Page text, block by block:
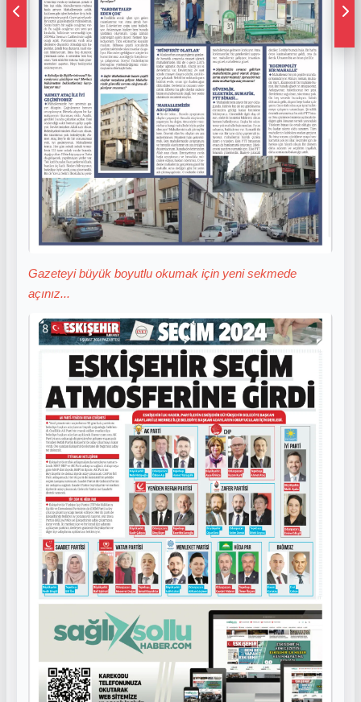
Gazeteyi büyük boyutlu okumak için yeni sekmede
açınız...